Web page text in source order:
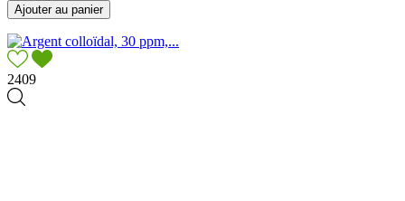
Ajouter au panier
2409